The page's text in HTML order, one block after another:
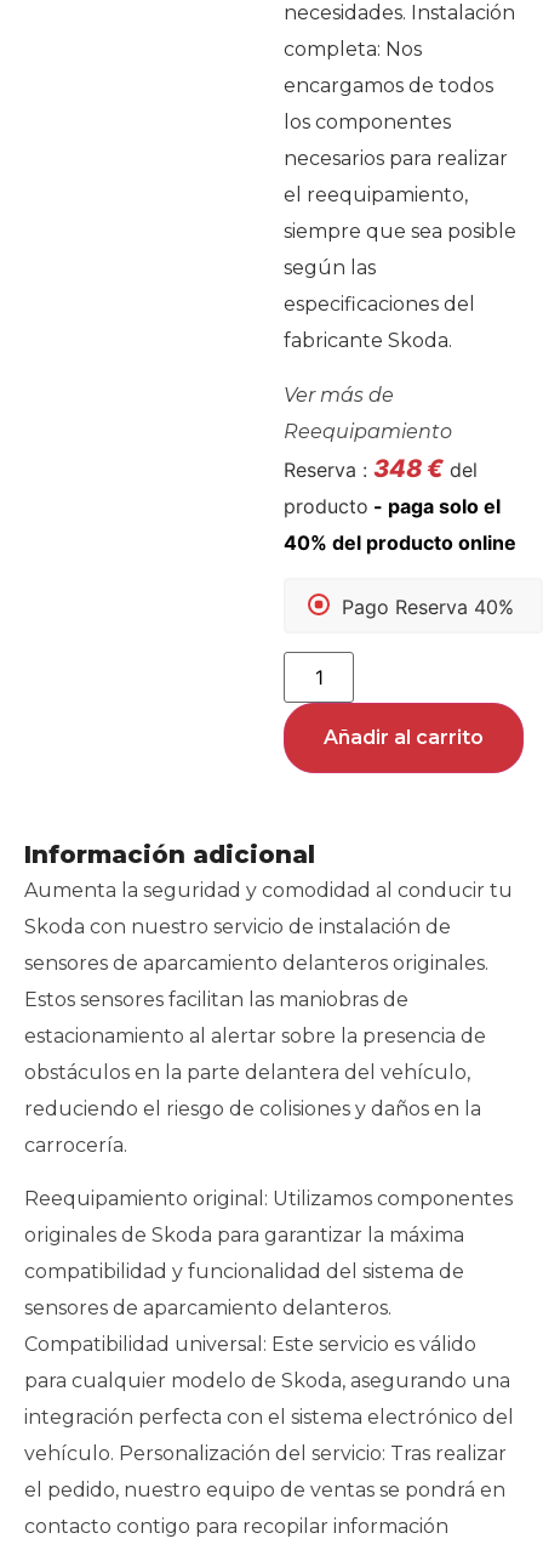
necesidades. Instalación
completa: Nos
encargamos de todos
los componentes
necesarios para realizar
el reequipamiento,
siempre que sea posible
según las
especificaciones del
fabricante Skoda.
Ver más de
Reequipamiento
Reserva : 348€ del
producto
Pago Reserva 40%
Añadir al carrito
Información adicional
Aumenta la seguridad y comodidad al conducir tu
Skoda con nuestro servicio de instalación de
sensores de aparcamiento delanteros originales.
Estos sensores facilitan las maniobras de
estacionamiento al alertar sobre la presencia de
obstáculos en la parte delantera del vehículo,
reduciendo el riesgo de colisiones y daños en la
carrocería.
Reequipamiento original: Utilizamos componentes
originales de Skoda para garantizar la máxima
compatibilidad y funcionalidad del sistema de
sensores de aparcamiento delanteros.
Compatibilidad universal: Este servicio es válido
para cualquier modelo de Skoda, asegurando una
integración perfecta con el sistema electrónico del
vehículo. Personalización del servicio: Tras realizar
el pedido, nuestro equipo de ventas se pondrá en
contacto contigo para recopilar información